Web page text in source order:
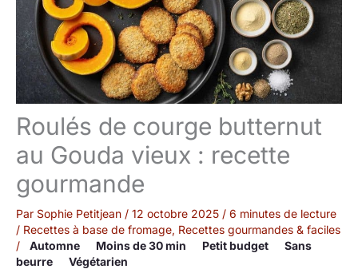
Roulés de courge butternut
au Gouda vieux : recette
gourmande
Par Sophie Petitjean / 12 octobre 2025 / 6 minutes de lecture
/ Recettes à base de fromage, Recettes gourmandes & faciles
/
Automne Moins de 30 min Petit budget
Sans
beurre
Végétarien